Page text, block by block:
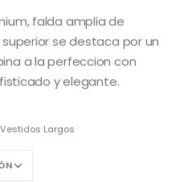
falda amplia de
se destaca por un
a la perfeccion con
y elegante.
Vestidos Largos